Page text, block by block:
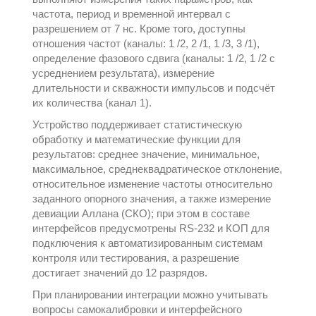
частота, период и временной интервал с
разрешением от 7 нс. Кроме того, доступны
отношения частот (каналы: 1 /2, 2 /1, 1 /3, 3 /1),
определение фазового сдвига (каналы: 1 /2, 1 /2 с
усреднением результата), измерение
длительности и скважности импульсов и подсчёт
их количества (канал 1).
Устройство поддерживает статистическую
обработку и математические функции для
результатов: среднее значение, минимальное,
максимальное, среднеквадратическое отклонение,
относительное изменение частоты относительно
заданного опорного значения, а также измерение
девиации Аллана (СКО); при этом в составе
интерфейсов предусмотрены RS-232 и КОП для
подключения к автоматизированным системам
контроля или тестирования, а разрешение
достигает значений до 12 разрядов.
При планировании интеграции можно учитывать
вопросы самокалибровки и интерфейсного